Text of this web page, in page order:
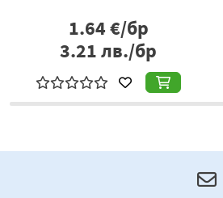
1.02€/бр
1.99лв./бр